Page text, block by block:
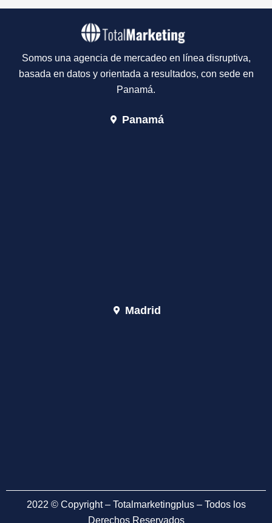
Somos una agencia de mercadeo en línea disruptiva,
basada en datos y orientada a resultados, con sede en
Panamá.
Panamá
Madrid
2022 © Copyright – Totalmarketingplus – Todos los
Derechos Reservados